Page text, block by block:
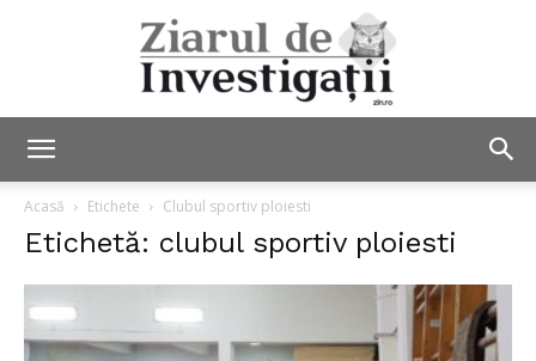
Acasă Etichete Clubul sportiv ploiesti
Etichetă: clubul sportiv ploiesti